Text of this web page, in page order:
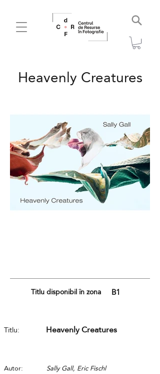
Heavenly Creatures
Titlu disponibil în zona B1
Titlu: Heavenly Creatures
Autor:
Sally Gall, Eric Fischl